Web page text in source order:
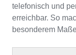
telefonisch und
erreichbar. So
besonderem